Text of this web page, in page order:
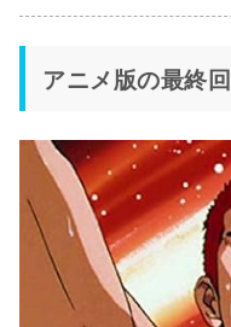
アニメ版の最終回